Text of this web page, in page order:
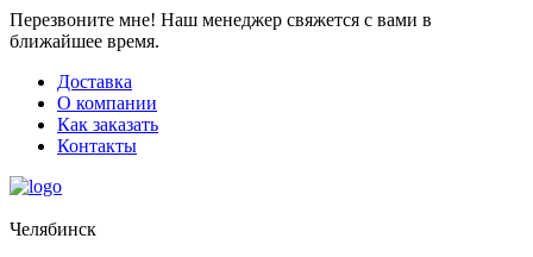
Перезвоните мне! Наш менеджер свяжется с вами в
ближайшее время.
Доставка
О компании
Как заказать
Контакты
Челябинск